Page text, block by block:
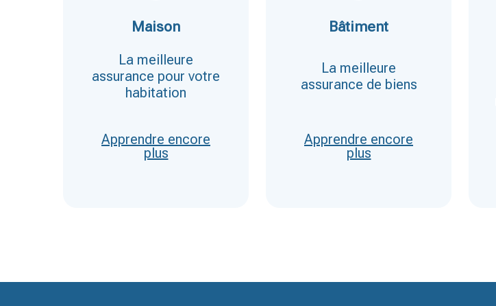
Maison
La meilleure
assurance pour votre
habitation
Apprendre encore
plus
Bâtiment
La meilleure
assurance de biens
Apprendre encore
plus